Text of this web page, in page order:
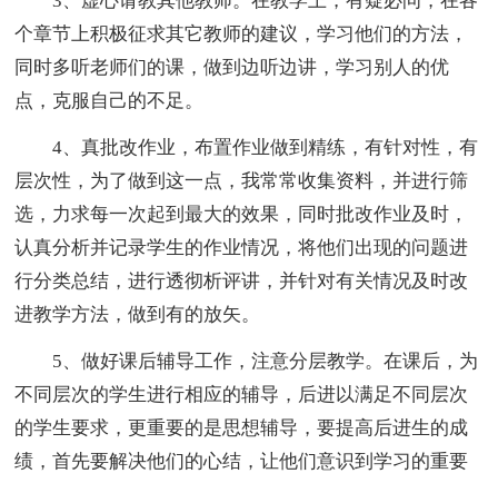
个章节上积极征求其它教师的建议，学习他们的方法，
同时多听老师们的课，做到边听边讲，学习别人的优
点，克服自己的不足。
4、真批改作业，布置作业做到精练，有针对性，有
层次性，为了做到这一点，我常常收集资料，并进行筛
选，力求每一次起到最大的效果，同时批改作业及时，
认真分析并记录学生的作业情况，将他们出现的问题进
行分类总结，进行透彻析评讲，并针对有关情况及时改
进教学方法，做到有的放矢。
5、做好课后辅导工作，注意分层教学。在课后，为
不同层次的学生进行相应的辅导，后进以满足不同层次
的学生要求，更重要的是思想辅导，要提高后进生的成
绩，首先要解决他们的心结，让他们意识到学习的重要